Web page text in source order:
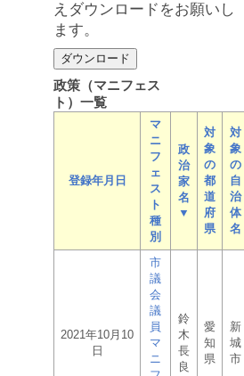
えダウンロードをお願いし
ます。
政策（マニフェス
ト）一覧
登録年月日
マ
ニ
フ
ェ
ス
ト
種
別
政
治
家
名
▼
対
象
の
都
道
府
県
対
象
の
自
治
体
名
2021年10月10
日
市
議
会
議
員
マ
ニ
鈴
木
長
良
愛
知
県
新
城
市